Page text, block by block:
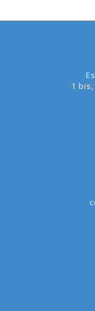
1